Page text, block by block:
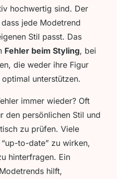
hochwertig sind. Der
jede Modetrend
Stil passt. Das
Fehler beim Styling, bei
die weder ihre Figur
unterstützen.
immer wieder? Oft
den persönlichen Stil und
zu prüfen. Viele
to-date” zu wirken,
hinterfragen. Ein
hilft,